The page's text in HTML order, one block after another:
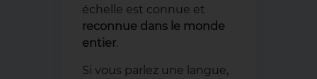
échelle est connue et
reconnue dans le monde
entier.
Si vous parlez une langue,